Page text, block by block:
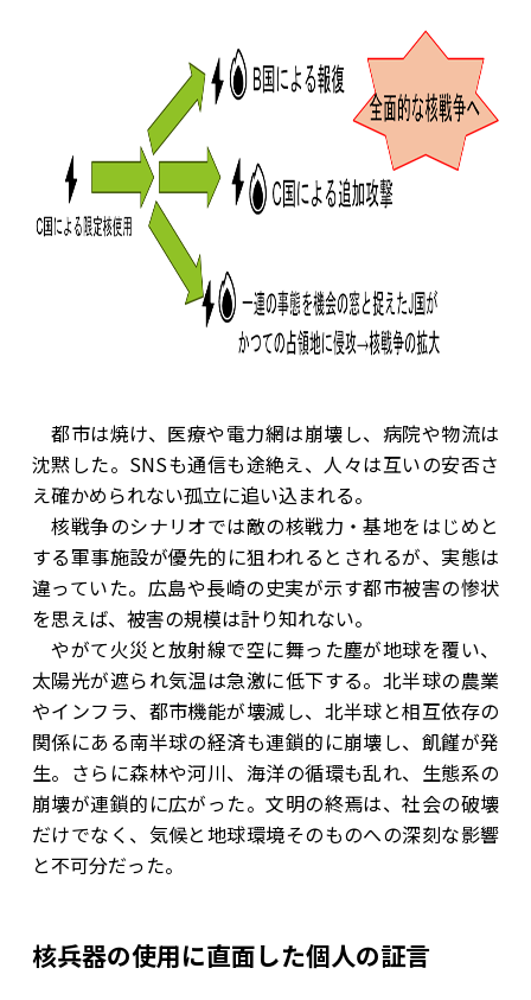
都市は焼け、医療や電力網は崩壊し、病院や物流は
沈黙した。SNSも通信も途絶え、人々は互いの安否さ
え確かめられない孤立に追い込まれる。
核戦争のシナリオでは敵の核戦力・基地をはじめと
する軍事施設が優先的に狙われるとされるが、実態は
違っていた。広島や長崎の史実が示す都市被害の惨状
を思えば、被害の規模は計り知れない。
やがて火災と放射線で空に舞った塵が地球を覆い、
太陽光が遮られ気温は急激に低下する。北半球の農業
やインフラ、都市機能が壊滅し、北半球と相互依存の
関係にある南半球の経済も連鎖的に崩壊し、飢饉が発
生。さらに森林や河川、海洋の循環も乱れ、生態系の
崩壊が連鎖的に広がった。文明の終焉は、社会の破壊
だけでなく、気候と地球環境そのものへの深刻な影響
と不可分だった。
核兵器の使用に直面した個人の証言